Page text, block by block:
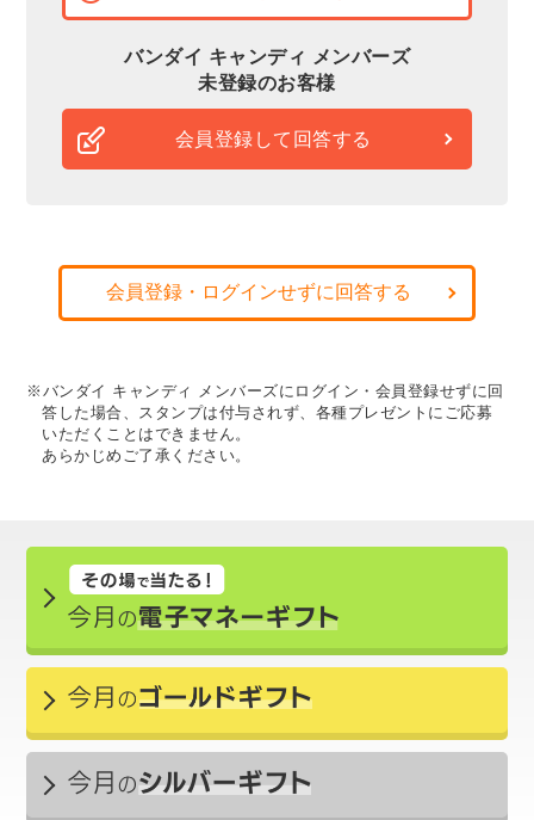
バンダイ キャンディ メンバーズ
未登録のお客様
会員登録して回答する
会員登録・ログインせずに回答する
※バンダイ キャンディ メンバーズにログイン・会員登録せずに回
答した場合、スタンプは付与されず、各種プレゼントにご応募
いただくことはできません。
あらかじめご了承ください。